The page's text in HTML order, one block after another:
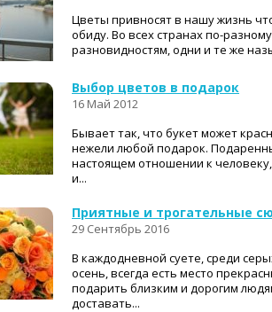
Цветы привносят в нашу жизнь
обиду. Во всех странах по-
разновидностям, одни и те же
Выбор цветов в подарок
16 Май 2012
Бывает так, что букет может
нежели любой подарок.
настоящем отношении к
и...
Приятные и трогательные
29 Сентябрь 2016
В каждодневной суете, среди
осень, всегда есть место
подарить близким и дорогим
доставать...